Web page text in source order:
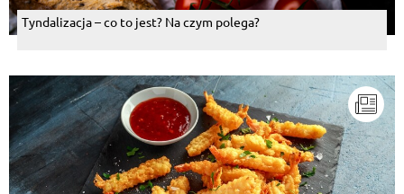
Tyndalizacja – co to jest? Na czym polega?